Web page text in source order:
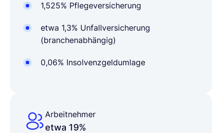
1,525% Pflegeversicherung
etwa 1,3% Unfallversicherung
(branchenabhängig)
0,06% Insolvenzgeldumlage
Arbeitnehmer
etwa 19%